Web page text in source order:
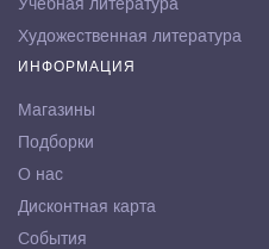
Художественная литература
ИНФОРМАЦИЯ
Магазины
Подборки
О нас
Дисконтная карта
События